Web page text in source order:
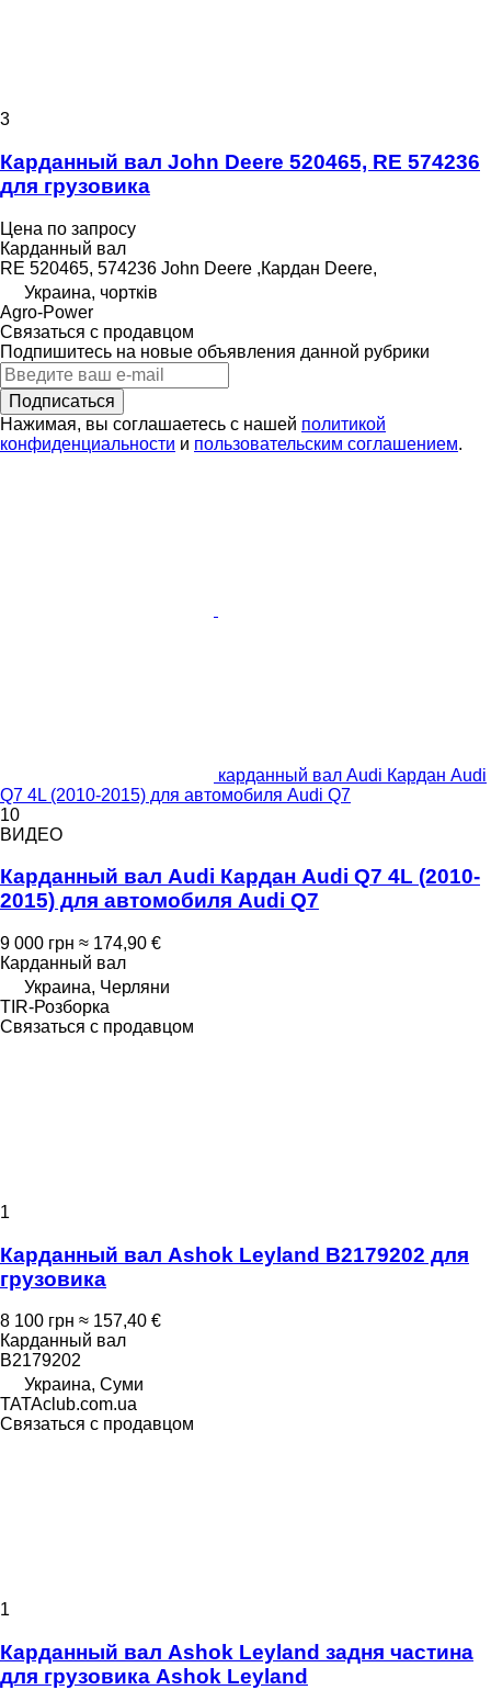
3
Карданный вал John Deere 520465, RE 574236
для грузовика
Цена по запросу
Карданный вал
RE 520465, 574236 John Deere ,Кардан Deere,
Украина, чортків
Agro-Power
Связаться с продавцом
Подпишитесь на новые объявления данной рубрики
Подписаться
Нажимая, вы соглашаетесь с нашей политикой
конфиденциальности и пользовательским соглашением.
карданный вал Audi Кардан Audi
Q7 4L (2010-2015) для автомобиля Audi Q7
10
ВИДЕО
Карданный вал Audi Кардан Audi Q7 4L (2010-
2015) для автомобиля Audi Q7
9 000 грн ≈ 174,90 €
Карданный вал
Украина, Черляни
TIR-Розборка
Связаться с продавцом
1
Карданный вал Ashok Leyland B2179202 для
грузовика
8 100 грн ≈ 157,40 €
Карданный вал
B2179202
Украина, Суми
TATAclub.com.ua
Связаться с продавцом
1
Карданный вал Ashok Leyland задня частина
для грузовика Ashok Leyland